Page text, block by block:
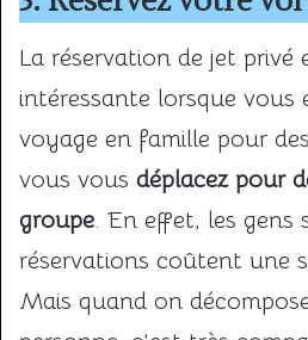
La réservation de jet privé
intéressante lorsque vous
voyage en famille pour
vous vous déplacez pour
groupe. En effet, les gens
réservations coûtent une
Mais quand on